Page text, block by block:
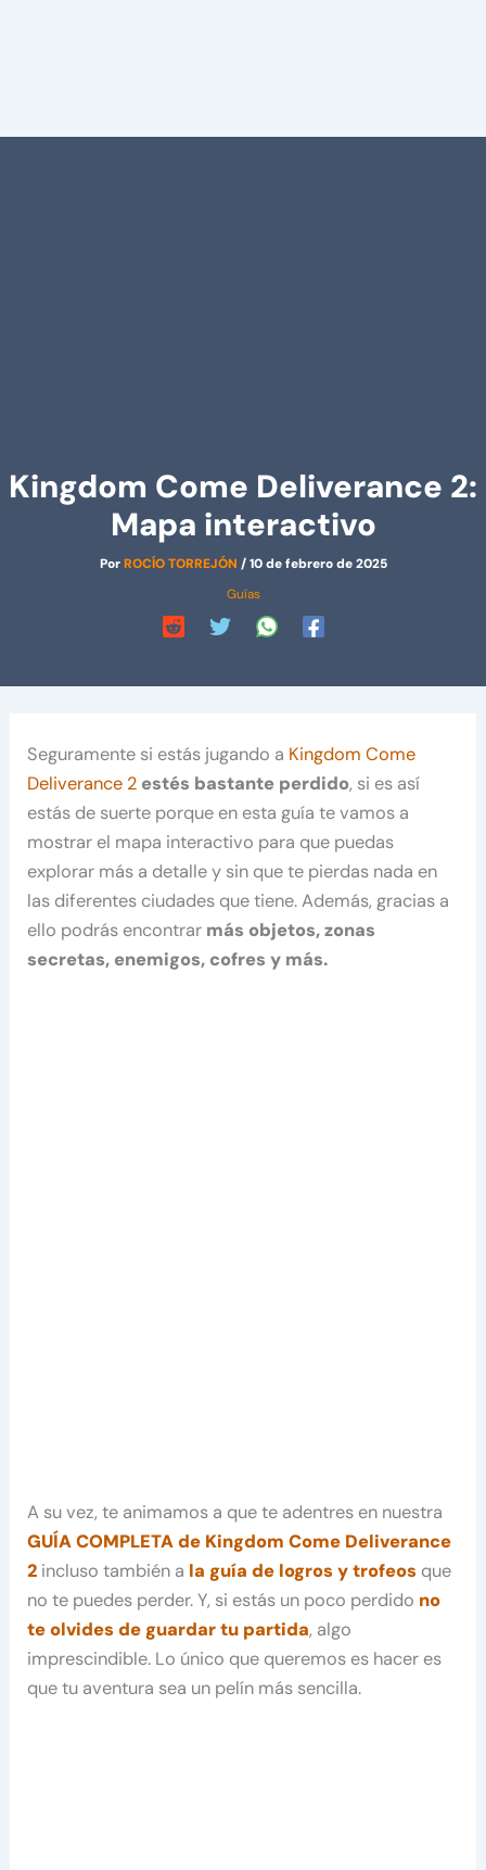
Kingdom Come Deliverance 2:
Mapa interactivo
PorROCÍO TORREJÓN /10 de febrero de 2025
Guías
Seguramente si estás jugando a Kingdom Come
Deliverance 2 estés bastante perdido, si es así
estás de suerte porque en esta guía te vamos a
mostrar el mapa interactivo para que puedas
explorar más a detalle y sin que te pierdas nada en
las diferentes ciudades que tiene. Además, gracias a
ello podrás encontrar más objetos, zonas
secretas, enemigos, cofres y más.
A su vez, te animamos a que te adentres en nuestra
GUÍA COMPLETA de Kingdom Come Deliverance
2 incluso también a la guía de logros y trofeos que
no te puedes perder. Y, si estás un poco perdido no
te olvides de guardar tu partida, algo
imprescindible. Lo único que queremos es hacer es
que tu aventura sea un pelín más sencilla.